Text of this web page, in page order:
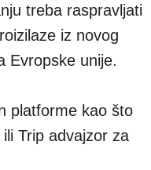
treba raspravljati
iz novog
Evropske unije.
platforme kao što
Trip advajzor za